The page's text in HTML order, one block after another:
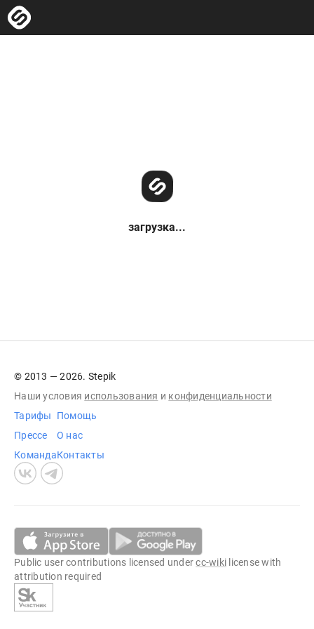
загрузка...
© 2013 — 2026. Stepik
Наши условия использования и конфиденциальности
Тарифы
Прессе
Команда
Помощь
О нас
Контакты
Public user contributions licensed undercc-wiki license with
attribution required